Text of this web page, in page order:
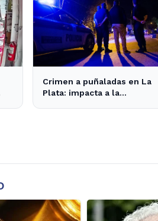
Crimen a puñaladas en La
Plata: impacta a la